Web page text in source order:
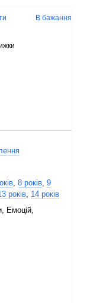
В бажання
, 8 років, 9
років, 14 років
Емоцій,